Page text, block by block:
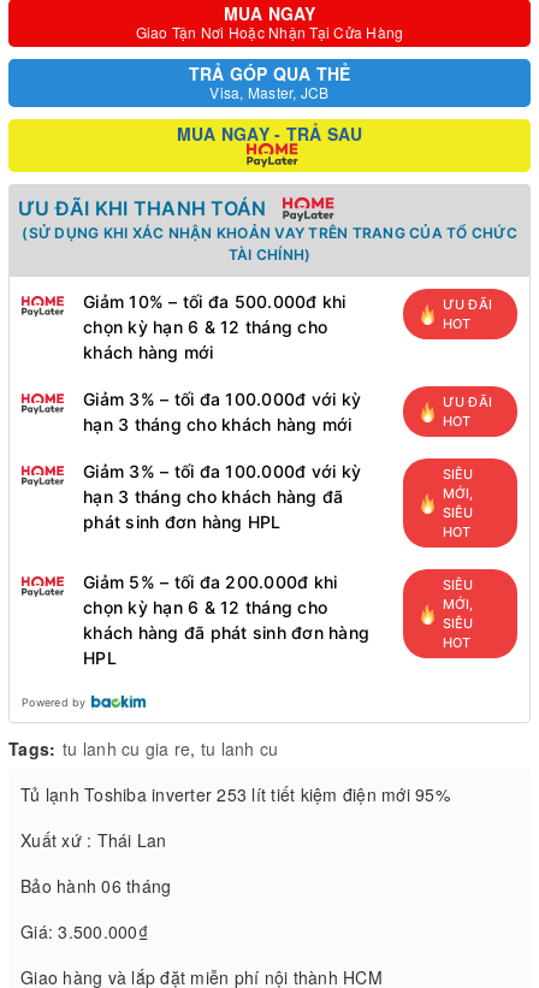
MUA NGAY
Giao Tận Nơi Hoặc Nhận Tại Cửa Hàng
TRẢ GÓP QUA THẺ
Visa, Master, JCB
MUA NGAY - TRẢ SAU
ƯU ĐÃI KHI THANH TOÁN
(SỬ DỤNG KHI XÁC NHẬN KHOẢN VAY TRÊN TRANG CỦA TỔ CHỨC
TÀI CHÍNH)
Giảm 10% – tối đa 500.000đ khi
chọn kỳ hạn 6 & 12 tháng cho
khách hàng mới
ƯU ĐÃI
HOT
Giảm 3% – tối đa 100.000đ với kỳ
hạn 3 tháng cho khách hàng mới
ƯU ĐÃI
HOT
Giảm 3% – tối đa 100.000đ với kỳ
hạn 3 tháng cho khách hàng đã
phát sinh đơn hàng HPL
SIÊU
MỚI,
SIÊU
HOT
Giảm 5% – tối đa 200.000đ khi
chọn kỳ hạn 6 & 12 tháng cho
khách hàng đã phát sinh đơn hàng
HPL
SIÊU
MỚI,
SIÊU
HOT
Powered by
Tags: tu lanh cu gia re, tu lanh cu
Tủ lạnh Toshiba inverter 253 lít tiết kiệm điện mới 95%
Xuất xứ : Thái Lan
Bảo hành 06 tháng
Giá: 3.500.000₫
Giao hàng và lắp đặt miễn phí nội thành HCM